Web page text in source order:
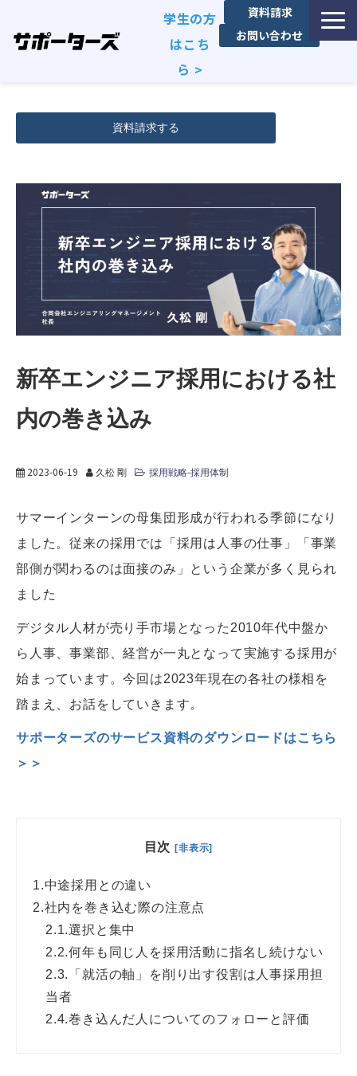
学生の方
はこち
ら >
資料請求
お問い合わせ
利用企業事例
お役立ち資料
資料請求する
新卒エンジニア採用における社
内の巻き込み
2023-06-19 久松 剛 採用戦略-採用体制
サマーインターンの母集団形成が行われる季節になり
ました。従来の採用では「採用は人事の仕事」「事業
部側が関わるのは面接のみ」という企業が多く見られ
ました
デジタル人材が売り手市場となった2010年代中盤か
ら人事、事業部、経営が一丸となって実施する採用が
始まっています。今回は2023年現在の各社の様相を
踏まえ、お話をしていきます。
サポーターズのサービス資料のダウンロードはこちら
＞＞
目次 [非表示]
1.中途採用との違い
2.社内を巻き込む際の注意点
2.1.選択と集中
2.2.何年も同じ人を採用活動に指名し続けない
2.3.
「就活の軸」を削り出す役割は人事採用担
当者
2.4.巻き込んだ人についてのフォローと評価